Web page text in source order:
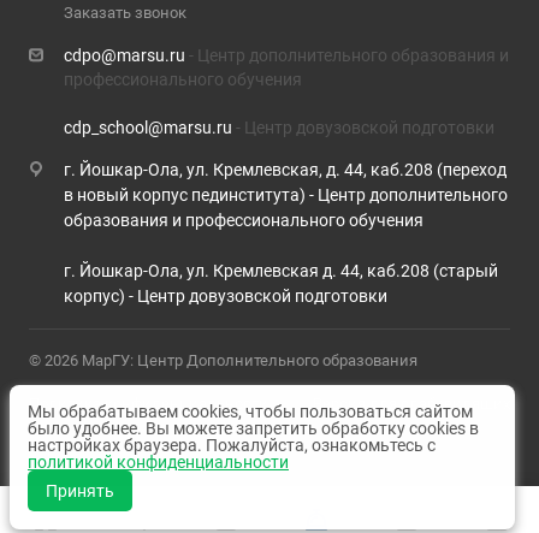
Заказать звонок
cdpo@marsu.ru - Центр дополнительного образования и
профессионального обучения
cdp_school@marsu.ru - Центр довузовской подготовки
г. Йошкар-Ола, ул. Кремлевская, д. 44, каб.208 (переход
в новый корпус пединститута) - Центр дополнительного
образования и профессионального обучения
г. Йошкар-Ола, ул. Кремлевская д. 44, каб.208 (старый
корпус) - Центр довузовской подготовки
© 2026 МарГУ: Центр Дополнительного образования
Политика конфиденциальности Версия для слабовидящих
Карта сайта
Мы обрабатываем cookies, чтобы пользоваться сайтом
было удобнее. Вы можете запретить обработку cookies в
настройках браузера. Пожалуйста, ознакомьтесь с
политикой конфиденциальности
Принять